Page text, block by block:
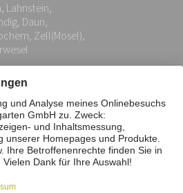
Lahnstein,
Daun,
Zell(Mosel),
Stiftung
Zahlungsmittel
Vertrag widerrufen